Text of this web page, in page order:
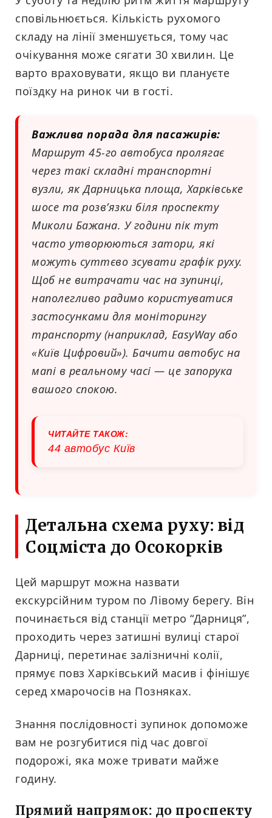
сповільнюється. Кількість рухомого
складу на лінії зменшується, тому час
очікування може сягати 30 хвилин. Це
варто враховувати, якщо ви плануєте
поїздку на ринок чи в гості.
Важлива порада для пасажирів:
Маршрут 45-го автобуса пролягає
через такі складні транспортні
вузли, як Дарницька площа, Харківське
шосе та розв’язки біля проспекту
Миколи Бажана. У години пік тут
часто утворюються затори, які
можуть суттєво зсувати графік руху.
Щоб не витрачати час на зупинці,
наполегливо радимо користуватися
застосунками для моніторингу
транспорту (наприклад, EasyWay або
«Київ Цифровий»). Бачити автобус на
мапі в реальному часі — це запорука
вашого спокою.
ЧИТАЙТЕ ТАКОЖ:
44 автобус Київ
Детальна схема руху: від
Соцміста до Осокорків
Цей маршрут можна назвати
екскурсійним туром по Лівому берегу. Він
починається від станції метро “Дарниця”,
проходить через затишні вулиці старої
Дарниці, перетинає залізничні колії,
прямує повз Харківський масив і фінішує
серед хмарочосів на Позняках.
Знання послідовності зупинок допоможе
вам не розгубитися під час довгої
подорожі, яка може тривати майже
годину.
Прямий напрямок: до проспекту